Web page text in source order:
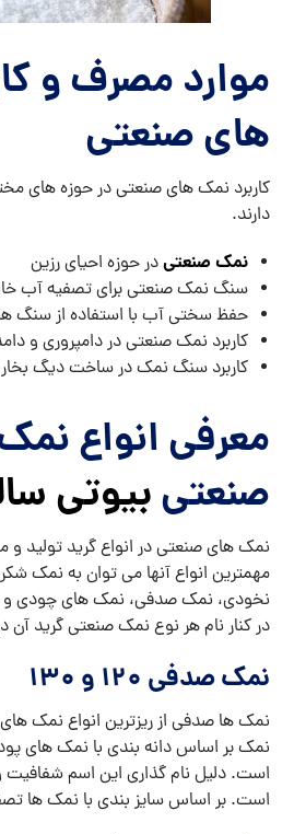
موارد مصرف و
های صنعتی
کاربرد نمک های صنعتی در حوزه های
دارند.
نمک صنعتیدر حوزه احیای رزین
سنگ نمک صنعتی برای تصفیه آب
حفظ سختی آب با استفاده از سنگ
کاربرد نمک صنعتی در دامپروری و
کاربرد سنگ نمک در ساخت دیگ بخار
معرفی انواع
صنعتیبیوتی
نمک های صنعتی در انواع گرید تولید
مهمترین انواع آنها می توان به نمک
نخودی، نمک صدفی، نمک های چودی و
در کنار نام هر نوع نمک صنعتی گرید
نمک صدفی 120 و 130
نمک ها صدفی از ریزترین انواع نمک
نمک بر اساس دانه بندی با نمک های
است. دلیل نام گذاری این اسم
است. بر اساس سایز بندی با نمک ها